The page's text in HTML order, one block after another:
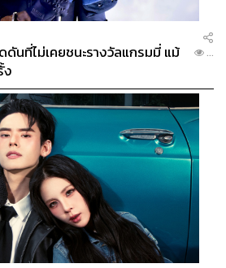
นที่ไม่เคยชนะรางวัลแกรมมี่ แม้
ง
...